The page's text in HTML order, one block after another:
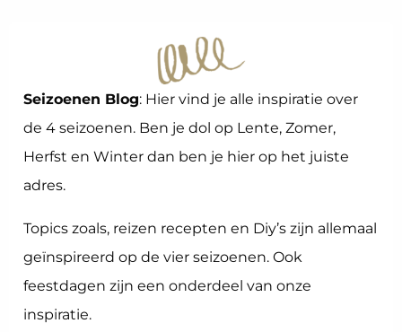
Seizoenen Blog: Hier vind je alle inspiratie over
de 4 seizoenen. Ben je dol op Lente, Zomer,
Herfst en Winter dan ben je hier op het juiste
adres.
Topics zoals, reizen recepten en Diy’s zijn allemaal
geïnspireerd op de vier seizoenen. Ook
feestdagen zijn een onderdeel van onze
inspiratie.